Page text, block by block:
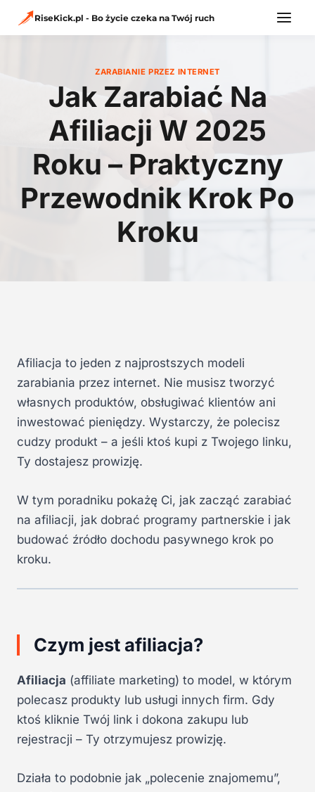
RiseKick.pl - Bo życie czeka na Twój ruch
ZARABIANIE PRZEZ INTERNET
Jak Zarabiać Na
Afiliacji W 2025
Roku – Praktyczny
Przewodnik Krok Po
Kroku
Afiliacja to jeden z najprostszych modeli
zarabiania przez internet. Nie musisz tworzyć
własnych produktów, obsługiwać klientów ani
inwestować pieniędzy. Wystarczy, że polecisz
cudzy produkt – a jeśli ktoś kupi z Twojego linku,
Ty dostajesz prowizję.
W tym poradniku pokażę Ci, jak zacząć zarabiać
na afiliacji, jak dobrać programy partnerskie i jak
budować źródło dochodu pasywnego krok po
kroku.
Czym jest afiliacja?
Afiliacja (affiliate marketing) to model, w którym
polecasz produkty lub usługi innych firm. Gdy
ktoś kliknie Twój link i dokona zakupu lub
rejestracji – Ty otrzymujesz prowizję.
Działa to podobnie jak „polecenie znajomemu”,